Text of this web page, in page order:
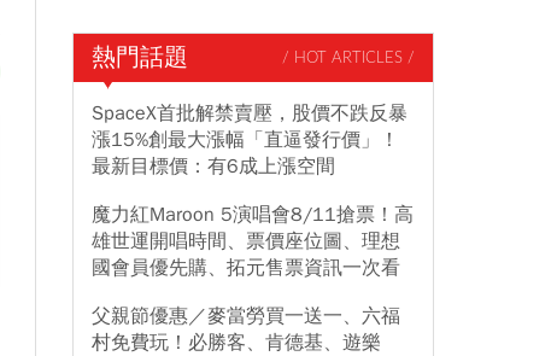
熱門話題 / HOT ARTICLES /
SpaceX首批解禁賣壓，股價不跌反暴
漲15%創最大漲幅「直逼發行價」！
最新目標價：有6成上漲空間
魔力紅Maroon 5演唱會8/11搶票！高
雄世運開唱時間、票價座位圖、理想
國會員優先購、拓元售票資訊一次看
父親節優惠／麥當勞買一送一、六福
村免費玩！必勝客、肯德基、遊樂